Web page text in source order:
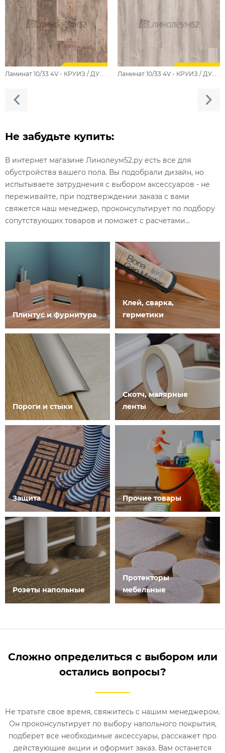
Не забудьте купить:
В интернет магазине Линолеум52.ру есть все для
обустройства вашего пола. Вы подобрали дизайн, но
испытываете затруднения с выбором аксессуаров - не
переживайте, при подтверждении заказа с вами
свяжется наш менеджер, проконсультирует по подбору
сопутствующих товаров и поможет с расчетами...
Плинтус и фурнитура
Клей, сварка,
герметики
Пороги и стыки
Скотч, малярные
ленты
Защита Прочие товары
Розеты напольные
Протекторы
мебельные
Сложно определиться с выбором или
остались вопросы?
Не тратьте свое время, свяжитесь с нашим менеджером.
Он проконсультирует по выбору напольного покрытия,
подберет все необходимые аксессуары, расскажет про
действующие акции и оформит заказ. Вам останется